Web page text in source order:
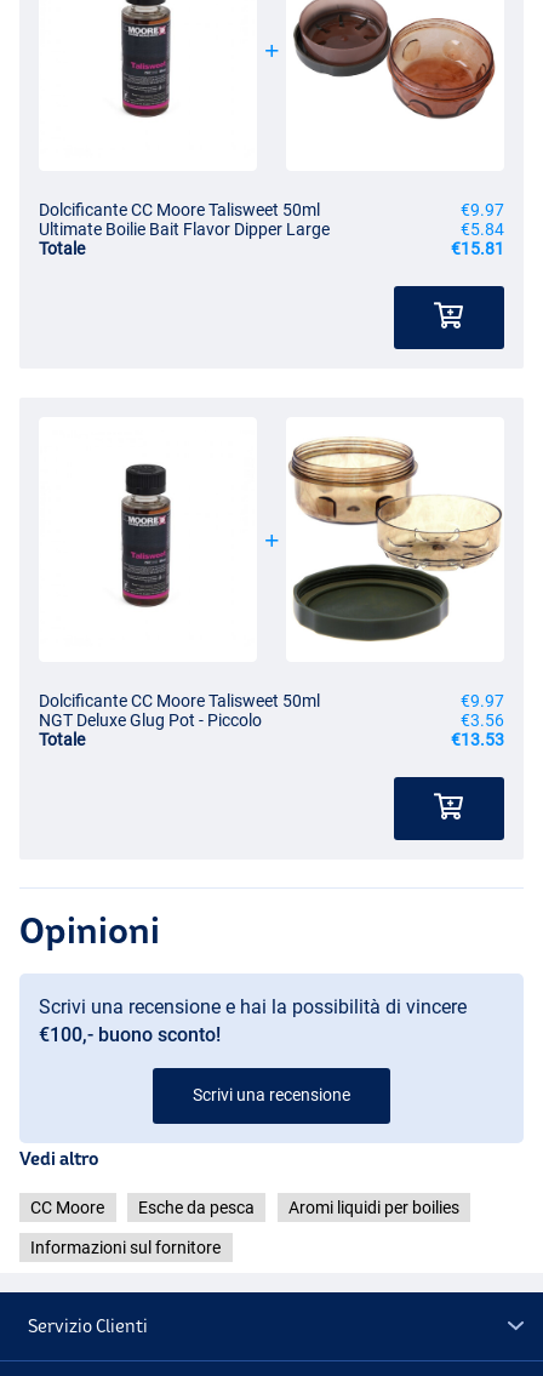
Dolcificante CC Moore Talisweet 50ml
€9.97
Ultimate Boilie Bait Flavor Dipper Large
€5.84
Totale
€15.81
Dolcificante CC Moore Talisweet 50ml
€9.97
NGT Deluxe Glug Pot - Piccolo
€3.56
Totale
€13.53
Opinioni
Scrivi una recensione e hai la possibilità di vincere
€100,- buono sconto!
Scrivi una recensione
Vedi altro
CC Moore Esche da pesca Aromi liquidi per boilies
Informazioni sul fornitore
Servizio Clienti